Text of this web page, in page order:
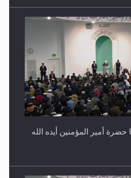
حضرة أمير المؤمنين أيده الله